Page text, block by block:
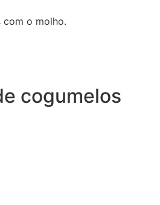
com o molho.
cogumelos